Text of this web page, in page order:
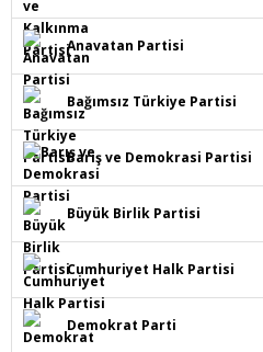
Anavatan Partisi
Bağımsız Türkiye Partisi
Barış ve Demokrasi Partisi
Büyük Birlik Partisi
Cumhuriyet Halk Partisi
Demokrat Parti